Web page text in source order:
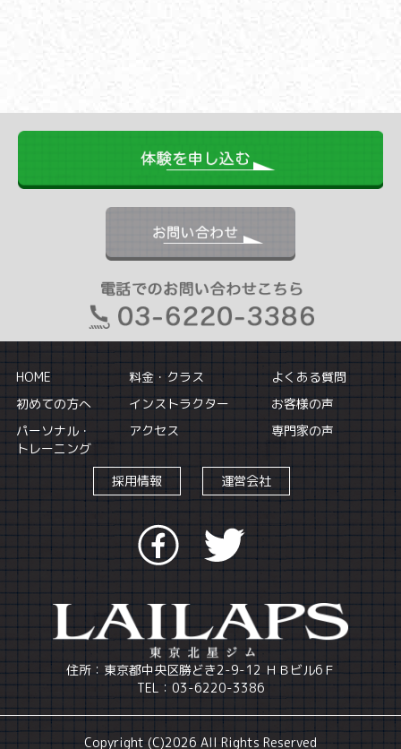
HOME 料金・クラス
よくある質問
初めての方へ
インストラクター
お客様の声
パーソナル・
トレーニング
アクセス 専門家の声
採用情報 運営会社
住所：東京都中央区勝どき2-9-12 ＨＢビル6Ｆ
TEL：03-6220-3386
Copyright (C)2026 All Rights Reserved